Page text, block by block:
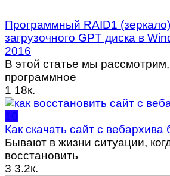
Программный RAID1
загрузочного GPT диска в
2016
В этой статье мы рассмотрим,
программное
1 18к.
10
Как скачать сайт с вебархива
Бывают в жизни ситуации,
восстановить
3 3.2к.